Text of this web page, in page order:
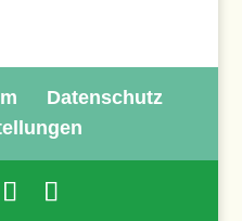
Datenschutz